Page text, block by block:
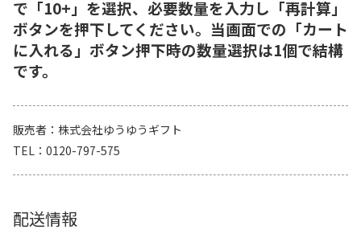
で「10+」を選択、必要数量を入力し「再計算」
ボタンを押下してください。当画面での「カート
に入れる」ボタン押下時の数量選択は1個で結構
です。
販売者
株式会社ゆうゆうギフト
TEL
0120-797-575
配送情報